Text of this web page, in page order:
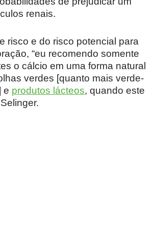
renais.
risco e do risco potencial para
“eu recomendo somente
o cálcio em uma forma natural
verdes [quanto mais verde-
e produtos lácteos, quando este